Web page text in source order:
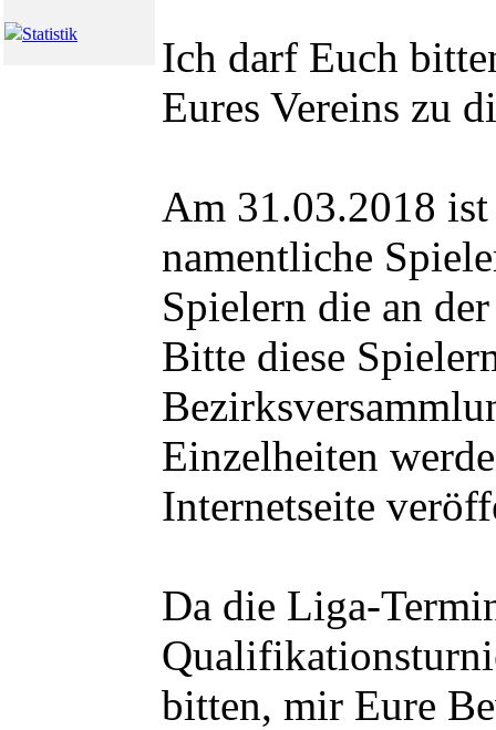
Statistik
Ich darf Euch
Eures Vereins zu
Am 31.03.2018
namentliche
Spielern die an
Bitte diese
Einzelheiten
Internetseite
Da die Liga-
bitten, mir Eure